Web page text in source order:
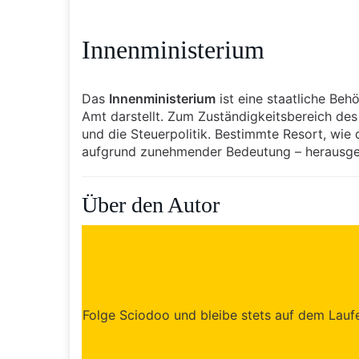
Innenministerium
Das Innenministerium ist eine staatliche
Amt darstellt. Zum Zuständigkeitsbereich
und die Steuerpolitik. Bestimmte Resort,
aufgrund zunehmender Bedeutung –
Über den Autor
Folge Sciodoo und bleibe stets auf dem